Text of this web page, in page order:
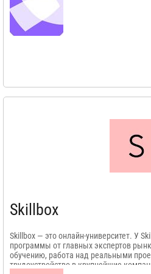
Skillbox
​Skillbox — это онлайн-университет. У
программы от главных экспертов
обучению, работа над реальными
трудоустройство в крупнейшие